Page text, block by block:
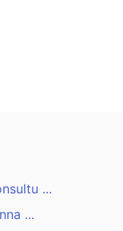
...
...